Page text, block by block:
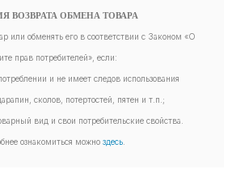
ВОЗВРАТА ОБМЕНА ТОВАРА
или обменять его в соответствии с Законом «О
прав потребителей», если:
и не имеет следов использования
сколов, потертостей, пятен и т.п.;
вид и свои потребительские свойства.
ознакомиться можно здесь